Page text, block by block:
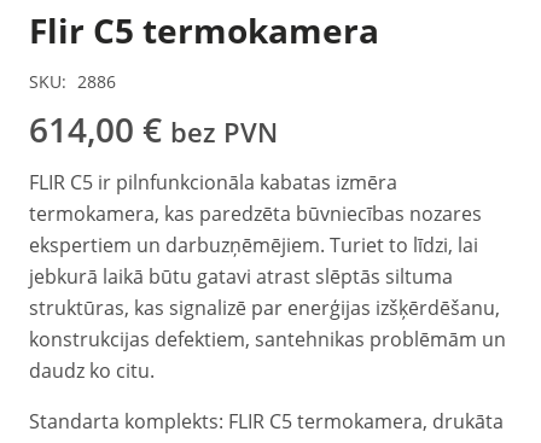
Flir C5 termokamera
SKU: 2886
614,00 € bez PVN
FLIR C5 ir pilnfunkcionāla kabatas izmēra
termokamera, kas paredzēta būvniecības nozares
ekspertiem un darbuzņēmējiem. Turiet to līdzi, lai
jebkurā laikā būtu gatavi atrast slēptās siltuma
struktūras, kas signalizē par enerģijas izšķērdēšanu,
konstrukcijas defektiem, santehnikas problēmām un
daudz ko citu.
Standarta komplekts: FLIR C5 termokamera, drukāta